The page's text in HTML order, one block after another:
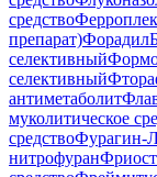
средство
препарат)Форадил
селективный
селективный
антиметаболит
муколитическое
средствоФурагин-
нитрофуран